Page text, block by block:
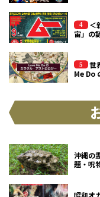
＜
宙」の
世
Me Do
沖縄の
題・呪